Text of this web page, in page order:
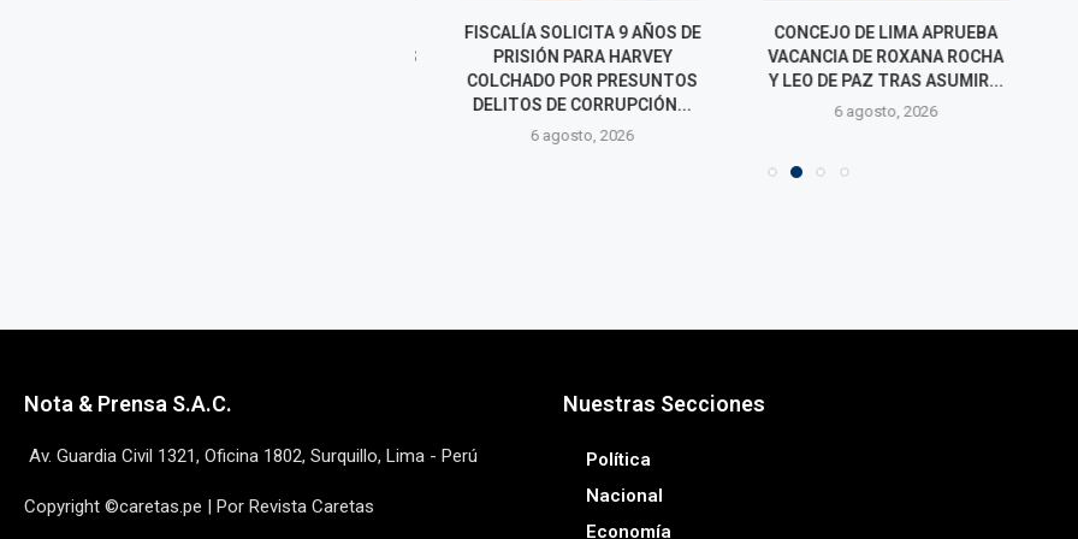
FISCALÍA SOLICITA 9 AÑOS DE
PRISIÓN PARA HARVEY
COLCHADO POR PRESUNTOS
DELITOS DE CORRUPCIÓN...
6 agosto, 2026
CONCEJO DE LIMA APRUEBA
VACANCIA DE ROXANA ROCHA
Y LEO DE PAZ TRAS ASUMIR...
6 agosto, 2026
PAPA LEÓN
Nota & Prensa S.A.C.
Av. Guardia Civil 1321, Oficina 1802, Surquillo, Lima - Perú
Copyright ©caretas.pe | Por Revista Caretas
Nuestras Secciones
Política
Nacional
Economía